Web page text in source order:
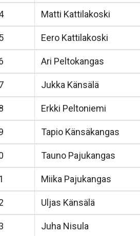
Matti Kattilakoski
Eero Kattilakoski
Ari Peltokangas
Jukka Känsälä
Erkki Peltoniemi
Tapio Känsäkangas
Tauno Pajukangas
Miika Pajukangas
Uljas Känsälä
Juha Nisula